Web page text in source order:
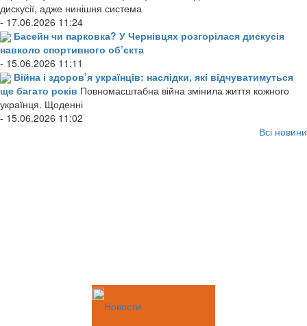
дискусії, адже нинішня система
- 17.06.2026 11:24
Басейн чи парковка? У Чернівцях розгорілася дискусія
навколо спортивного об’єкта
- 15.06.2026 11:11
Війна і здоров’я українців: наслідки, які відчуватимуться
ще багато років Повномасштабна війна змінила життя кожного
українця. Щоденні
- 15.06.2026 11:02
Всі новини
Новости